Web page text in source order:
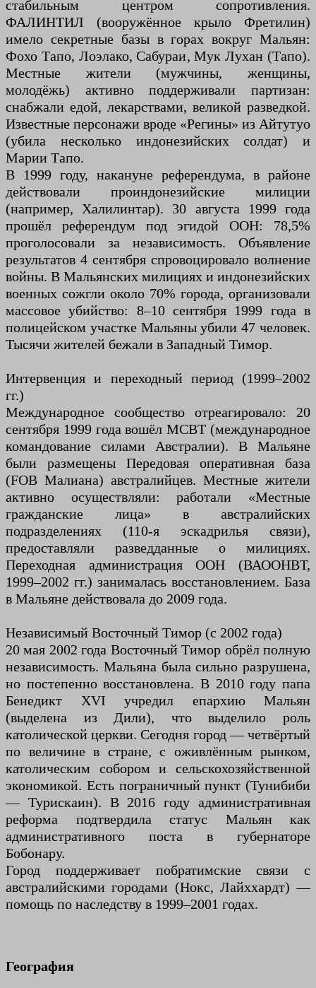
стабильным центром сопротивления.
ФАЛИНТИЛ (вооружённое крыло Фретилин)
имело секретные базы в горах вокруг Мальян:
Фохо Тапо, Лоэлако, Сабураи, Мук Лухан (Тапо).
Местные жители (мужчины, женщины,
молодёжь) активно поддерживали партизан:
снабжали едой, лекарствами, великой разведкой.
Известные персонажи вроде «Регины» из Айтутуо
(убила несколько индонезийских солдат) и
Марии Тапо.
В 1999 году, накануне референдума, в районе
действовали проиндонезийские милиции
(например, Халилинтар). 30 августа 1999 года
прошёл референдум под эгидой ООН: 78,5%
проголосовали за независимость. Объявление
результатов 4 сентября спровоцировало волнение
войны. В Мальянских милициях и индонезийских
военных сожгли около 70% города, организовали
массовое убийство: 8–10 сентября 1999 года в
полицейском участке Мальяны убили 47 человек.
Тысячи жителей бежали в Западный Тимор.
Интервенция и переходный период (1999–2002
гг.)
Международное сообщество отреагировало: 20
сентября 1999 года вошёл МСВТ (международное
командование силами Австралии). В Мальяне
были размещены Передовая оперативная база
(FOB Малиана) австралийцев. Местные жители
активно осуществляли: работали «Местные
гражданские лица» в австралийских
подразделениях (110-я эскадрилья связи),
предоставляли разведданные о милициях.
Переходная администрация ООН (ВАООНВТ,
1999–2002 гг.) занималась восстановлением. База
в Мальяне действовала до 2009 года.
Независимый Восточный Тимор (с 2002 года)
20 мая 2002 года Восточный Тимор обрёл полную
независимость. Мальяна была сильно разрушена,
но постепенно восстановлена. В 2010 году папа
Бенедикт XVI учредил епархию Мальян
(выделена из Дили), что выделило роль
католической церкви. Сегодня город — четвёртый
по величине в стране, с оживлённым рынком,
католическим собором и сельскохозяйственной
экономикой. Есть пограничный пункт (Тунибиби
— Турискаин). В 2016 году административная
реформа подтвердила статус Мальян как
административного поста в губернаторе
Бобонару.
Город поддерживает побратимские связи с
австралийскими городами (Нокс, Лайххардт) —
помощь по наследству в 1999–2001 годах.
География